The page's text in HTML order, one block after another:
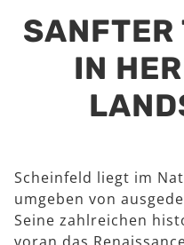
SANFTER
IN
Scheinfeld liegt im
umgeben von
Seine zahlreichen